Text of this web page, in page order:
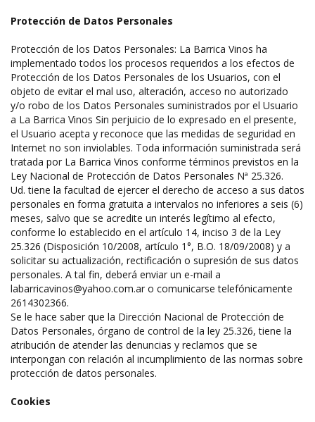
Protección de Datos Personales
Protección de los Datos Personales: La Barrica Vinos ha
implementado todos los procesos requeridos a los efectos de
Protección de los Datos Personales de los Usuarios, con el
objeto de evitar el mal uso, alteración, acceso no autorizado
y/o robo de los Datos Personales suministrados por el Usuario
a La Barrica Vinos Sin perjuicio de lo expresado en el presente,
el Usuario acepta y reconoce que las medidas de seguridad en
Internet no son inviolables. Toda información suministrada será
tratada por La Barrica Vinos conforme términos previstos en la
Ley Nacional de Protección de Datos Personales Nª 25.326.
Ud. tiene la facultad de ejercer el derecho de acceso a sus datos
personales en forma gratuita a intervalos no inferiores a seis (6)
meses, salvo que se acredite un interés legítimo al efecto,
conforme lo establecido en el artículo 14, inciso 3 de la Ley
25.326 (Disposición 10/2008, artículo 1°, B.O. 18/09/2008) y a
solicitar su actualización, rectificación o supresión de sus datos
personales. A tal fin, deberá enviar un e-mail a
labarricavinos@yahoo.com.ar o comunicarse telefónicamente
2614302366.
Se le hace saber que la Dirección Nacional de Protección de
Datos Personales, órgano de control de la ley 25.326, tiene la
atribución de atender las denuncias y reclamos que se
interpongan con relación al incumplimiento de las normas sobre
protección de datos personales.
Cookies